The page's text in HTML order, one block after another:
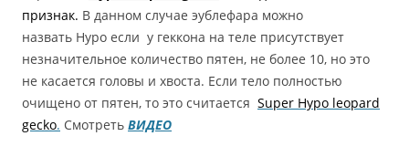
признак. В данном случае эублефара можно
назвать Hypo если у геккона на теле присутствует
незначительное количество пятен, не более 10, но это
не касается головы и хвоста. Если тело полностью
очищено от пятен, то это считается Super Hypo leopard
gecko. Смотреть ВИДЕО